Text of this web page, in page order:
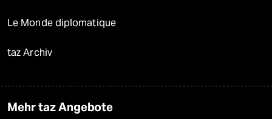
Le Monde diplomatique
taz Archiv
Mehr taz Angebote